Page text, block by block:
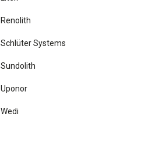
Renolith
Schlüter Systems
Sundolith
Uponor
Wedi